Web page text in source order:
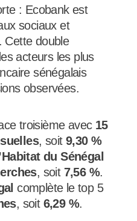
: Ecobank est
sociaux et
Cette double
acteurs les plus
sénégalais
observées.
troisième avec 15
, soit 9,30 %
du Sénégal
, soit 7,56 %.
complète le top 5
, soit 6,29 %.